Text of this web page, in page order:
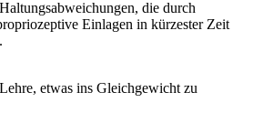
die durch
Einlagen in kürzester Zeit
etwas ins Gleichgewicht zu